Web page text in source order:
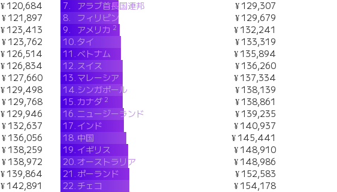
¥ 120,684
¥ 121,897
¥ 123,413
¥ 123,762
¥ 126,514
¥ 126,834
¥ 127,660
¥ 129,498
¥ 129,768
¥ 129,946
¥ 132,637
¥ 136,056
¥ 138,259
¥ 138,972
¥ 139,864
¥ 142,891
7.
アラブ首長国連邦
¥ 129,307
8.
フィリピン
¥ 129,679
9.
アメリカ 2
¥ 132,241
10.タイ
¥ 133,319
11.ベトナム
¥ 135,894
12. スイス
¥ 136,260
13. マレーシア
¥ 137,334
14.シンガポール
¥ 138,139
15.カナダ 2
¥ 138,861
16. ニュージーランド
¥ 139,235
17. インド
¥ 140,937
18. 中国
¥ 145,441
19. イギリス
¥ 148,910
20.オーストラリア
¥ 148,986
21. ポーランド
¥ 152,583
22.チェコ
¥ 154,178